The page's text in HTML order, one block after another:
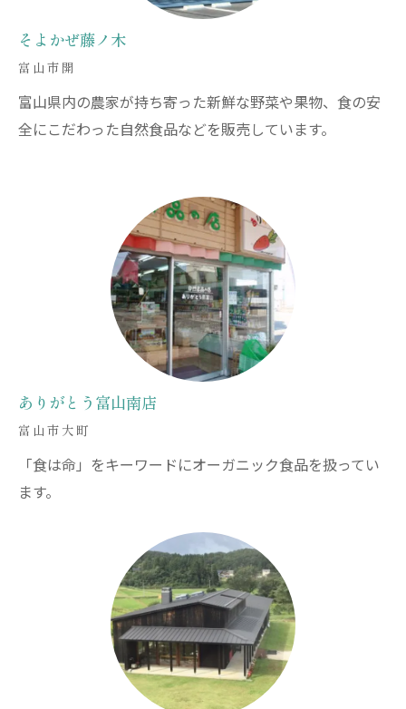
そよかぜ藤ノ木
富山市開
富山県内の農家が持ち寄った新鮮な野菜や果物、食の安
全にこだわった自然食品などを販売しています。
ありがとう富山南店
富山市大町
「食は命」をキーワードにオーガニック食品を扱ってい
ます。